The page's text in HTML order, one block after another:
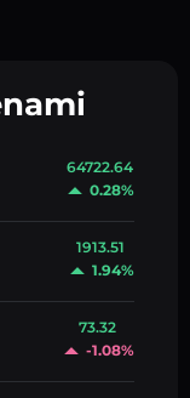
64722.64
0.28%
1913.51
1.94%
73.32
-1.08%